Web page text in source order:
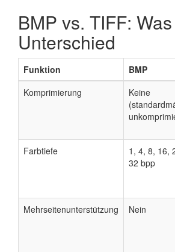
BMP vs. TIFF:
Unterschied
Funktion BMP
Komprimierung
Keine
Farbtiefe
1, 4, 8, 16,
32 bpp
Mehrseitenunterstützung
Nein